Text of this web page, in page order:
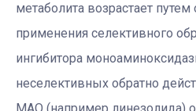
метаболита возрастает
применения селективного
ингибитора
неселективных обратно